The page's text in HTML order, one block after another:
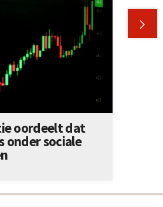

oordeelt dat
onder sociale